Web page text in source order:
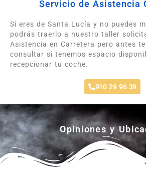
Servicio de Asistencia
Si eres de Santa Lucía y no puedes
podrás traerlo a nuestro taller
Asistencia en Carretera pero antes
consultar si tenemos espacio
recepcionar tu coche.
910 29 96 39
Opiniones y